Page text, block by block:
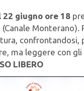
22 giugno ore 18
Monterano).
confrontandosi,
ma leggere con
LIBERO